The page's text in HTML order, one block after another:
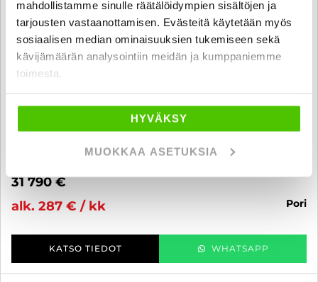
mahdollistamme sinulle räätälöidympien sisältöjen ja
tarjousten vastaanottamisen. Evästeitä käytetään myös
sosiaalisen median ominaisuuksien tukemiseen sekä
kävijämäärän analysointiin meidän ja kumppaniemme
toimesta.
HYVÄKSY
MUOKKAA ASETUKSIA
Mercedes-Benz CLA
maksuaikaa! - Suomi-Auto // Vakionopeudensäädin //
Automaattivaihteet // Automaattinen ilmastointi // Bluetooth //
, Automaatti, Bensiini, 85 000 km
31 790 €
alk. 287 € / kk
pori
KATSO TIEDOT WHATSAPP